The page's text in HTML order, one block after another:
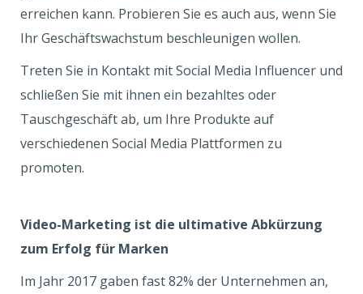
erreichen kann. Probieren Sie es auch aus, wenn Sie
Ihr Geschäftswachstum beschleunigen wollen.
Treten Sie in Kontakt mit Social Media Influencer und
schließen Sie mit ihnen ein bezahltes oder
Tauschgeschäft ab, um Ihre Produkte auf
verschiedenen Social Media Plattformen zu
promoten.
Video-Marketing ist die ultimative Abkürzung
zum Erfolg für Marken
Im Jahr 2017 gaben fast 82% der Unternehmen an,